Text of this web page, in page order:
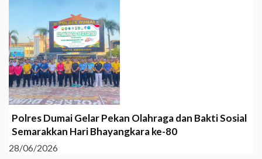
Polres Dumai Gelar Pekan Olahraga dan Bakti Sosial
Semarakkan Hari Bhayangkara ke-80
28/06/2026